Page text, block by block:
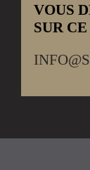
VOUS
SUR